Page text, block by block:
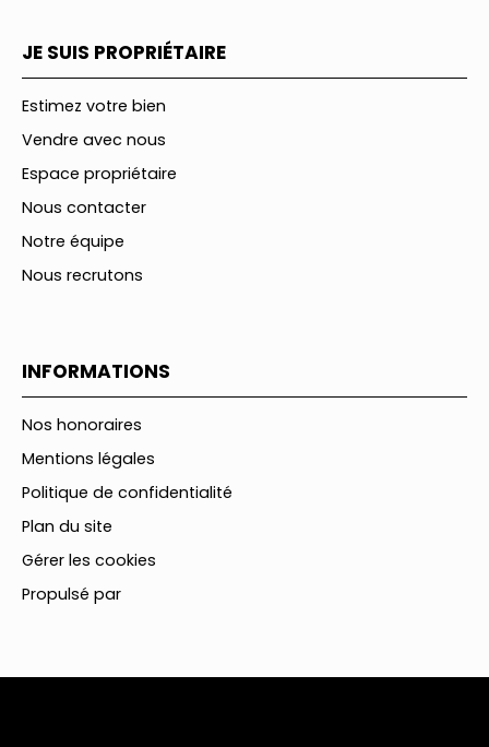
JE SUIS PROPRIÉTAIRE
Estimez votre bien
Vendre avec nous
Espace propriétaire
Nous contacter
Notre équipe
Nous recrutons
INFORMATIONS
Nos honoraires
Mentions légales
Politique de confidentialité
Plan du site
Gérer les cookies
Propulsé par